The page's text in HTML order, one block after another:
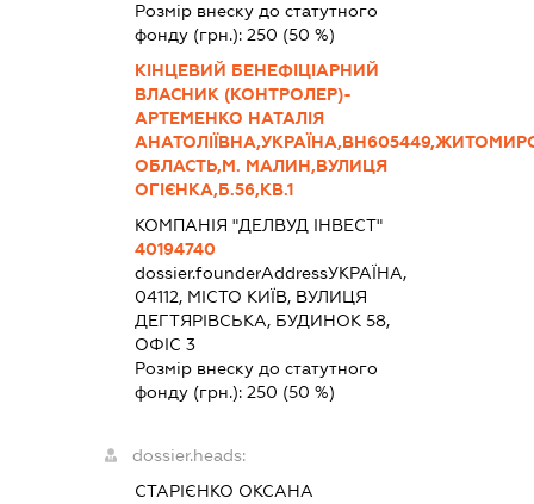
Розмір внеску до статутного
фонду (грн.):250 (50 %)
КІНЦЕВИЙ БЕНЕФІЦІАРНИЙ
ВЛАСНИК (КОНТРОЛЕР)-
АРТЕМЕНКО НАТАЛІЯ
ОБЛАСТЬ,М. МАЛИН,ВУЛИЦЯ
ОГІЄНКА,Б.56,КВ.1
КОМПАНІЯ "ДЕЛВУД ІНВЕСТ"
40194740
dossier.founderAddressУКРАЇНА,
04112, МІСТО КИЇВ, ВУЛИЦЯ
ДЕГТЯРІВСЬКА, БУДИНОК 58,
ОФІС 3
Розмір внеску до статутного
фонду (грн.):250 (50 %)
dossier.heads:
СТАРІЄНКО ОКСАНА